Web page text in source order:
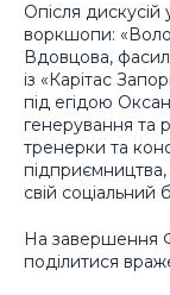
Опісля дискусій
воркшопи:
Вдовцова,
із «Карітас
під егідою
генерування та
тренерки та
свій соціальний
На завершення
поділитися